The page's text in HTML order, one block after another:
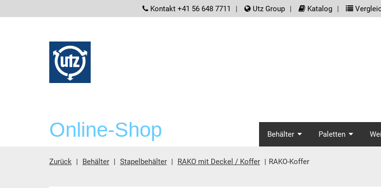
screenreader.meta_nav
Kontakt +41 56 648 7711 Utz Group Katalog
Online-Shop Behälter Paletten
Zurück Behälter Stapelbehälter RAKO mit Deckel / Koffer RAKO-Koffer